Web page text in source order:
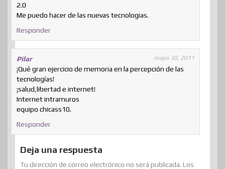
2.0
Me puedo hacer de las nuevas tecnologias.
Responder
Pilar mayo 30, 2011
¡Qué gran ejercicio de memoria en la percepción de las
tecnologías!
¡salud,libertad e internet!
Internet intramuros
equipo chicass10.
Responder
Deja una respuesta
Tu dirección de correo electrónico no será publicada. Los